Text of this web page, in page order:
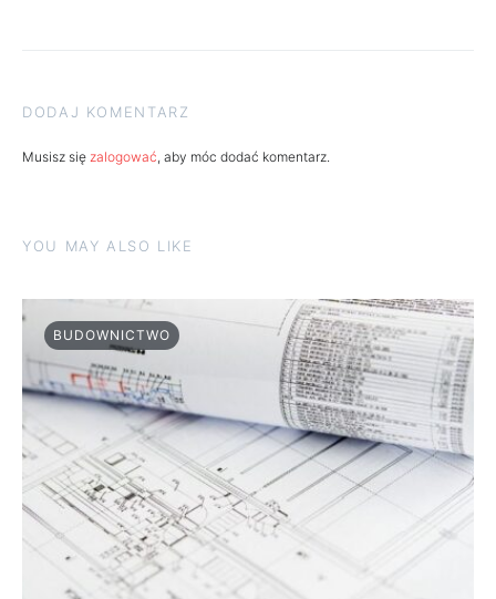
DODAJ KOMENTARZ
Musisz się zalogować, aby móc dodać komentarz.
YOU MAY ALSO LIKE
BUDOWNICTWO